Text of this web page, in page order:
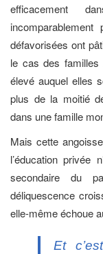
efficacement
défavorisées ont
le cas des familles
élevé auquel elles
plus de la moitié
dans une famille
Mais cette
l’éducation privée
secondaire du
déliquescence
elle-même échoue
Et